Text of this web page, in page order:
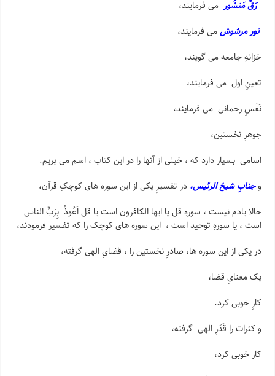
رَقِّ مَنشُور می فرمایند،
نور مرشوشمی فرمایند،
خزانهِ جامعه می گویند،
تعینِ اول می فرمایند،
نَفَسِ رحمانی می فرمایند،
جوهرِ نخستین،
اسامی بسیار دارد که ، خیلی از آنها را در این کتاب ، اسم می بریم.
وجنابِ شیخ الرئیس، در تفسیرِ یکی از این سوره های کوچکِ قرآن،
حالا یادم نیست ، سورهِ قل یا ایها الکافرون است یا قل اَعُوذُ بِرَبِّ الناس
است ، یا سورهِ توحید است ، این سوره های کوچک را که تفسیر فرمودند،
در یکی از این سوره ها، صادرِ نخستین را ، قضایِ الهی گرفته،
یک معنایِ قضا،
کارِ خوبی کرد.
و کثرات را قَدَرِ الهی گرفته،
کار خوبی کرد،